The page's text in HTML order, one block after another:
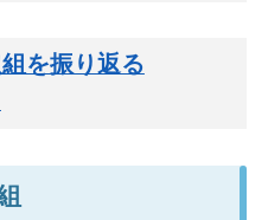
を振り返る